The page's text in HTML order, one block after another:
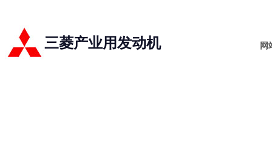
网
三菱产业用发动机